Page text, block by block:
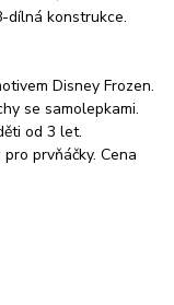
dílná konstrukce.
Disney Frozen.
se samolepkami.
od 3 let.
prvňáčky. Cena